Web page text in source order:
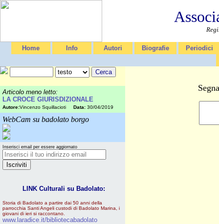
Home Info Autori Biografie Periodici
Articolo meno letto:
LA CROCE GIURISDIZIONALE
Autore:Vincenzo Squillacioti Data: 30/04/2019
WebCam su badolato borgo
Inserisci email per essere aggiornato
LINK Culturali su Badolato:
Storia di Badolato a partire dai 50 anni della
parrocchia Santi Angeli custodi di Badolato Marina, i
giovani di ieri si raccontano.
www.laradice.it/bibliotecabadolato